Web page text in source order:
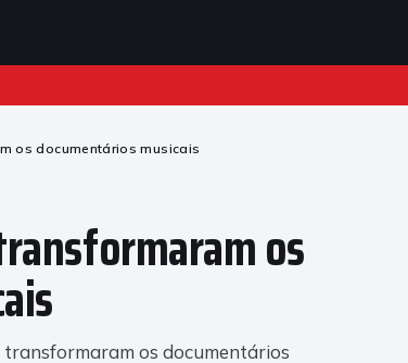
os documentários musicais
os
transformaram os documentários